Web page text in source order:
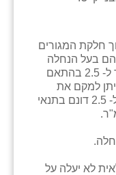
חלקת המגורים
בהם בעל הנחלה
רכש את הזכויות בשטח שמעבר ל- 2.5 בהתאם
בעבר), ניתן למקם את
המבנה לפל"ח בשטח שמעבר ל- 2.5 דונם בתנאי
לא יעלה על